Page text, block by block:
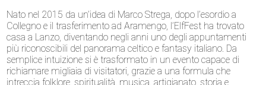
Nato nel 2015 da un’idea di Marco Strega, dopo l’esordio a
Collegno e il trasferimento ad Aramengo, l’ElfFest ha trovato
casa a Lanzo, diventando negli anni uno degli appuntamenti
più riconoscibili del panorama celtico e fantasy italiano. Da
semplice intuizione si è trasformato in un evento capace di
richiamare migliaia di visitatori, grazie a una formula che
intreccia folklore, spiritualità, musica, artigianato, storia e